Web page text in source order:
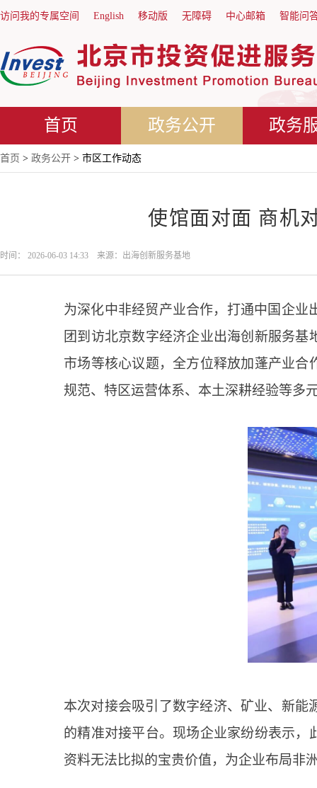
访问我的专属空间 English 移动版 无障碍 中心邮箱 智能问
首页 政务公开 政务
首页 > 政务公开 > 市区工作动态
使馆面对面 商机
时间： 2026-06-03 14:33 来源：出海创新服务基地
为深化中非经贸产业合作，打通中国企业
团到访北京数字经济企业出海创新服务
市场等核心议题，全方位释放加蓬产业
规范、特区运营体系、本土深耕经验等多
本次对接会吸引了数字经济、矿业、新
的精准对接平台。现场企业家纷纷表示
资料无法比拟的宝贵价值，为企业布局非